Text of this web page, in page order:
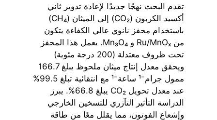
تقدم البحث نهجًا جديدًا لإعادة تدوير ثاني
أكسيد الكربون (CO₂) إلى الميثان (CH₄)
باستخدام محفز نانوي عالي الكفاءة يتكون
من Ru/MnOₓ و Mn₃O₄. يعمل هذا المحفز
تحت ظروف معتدلة (200 درجة مئوية)
ويحقق معدل إنتاج ميثان ملحوظ يبلغ 166.7
ممول جرام⁻¹ ساعة⁻¹ مع انتقائية تبلغ 99.5%
عند معدل تحويل CO₂ يبلغ 66.8%. يبرز
الدراسة التأثير التآزري للتسخين الخارجي
وإشعاع الفوتون، مما يقلل معًا من طاقة